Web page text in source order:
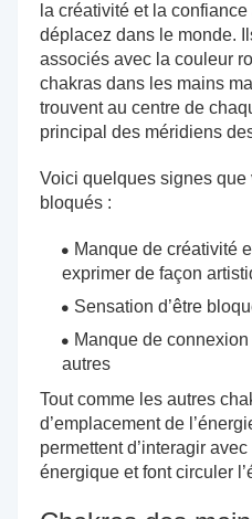
la créativité et la
déplacez dans le monde.
associés avec la couleur
chakras dans les mains
trouvent au centre de
principal des méridiens
Voici quelques signes
bloqués :
Manque de créativité
exprimer de façon
Sensation d’être
Manque de
autres
Tout comme les autres
d’emplacement de
permettent d’interagir
énergique et font circuler